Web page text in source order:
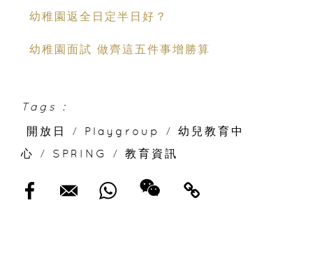
幼稚園返全日定半日好？
幼稚園面試 做齊這五件事增勝算
Tags :
開放日
/ Playgroup /
幼兒教育中
心
/ SPRING / 教育資訊